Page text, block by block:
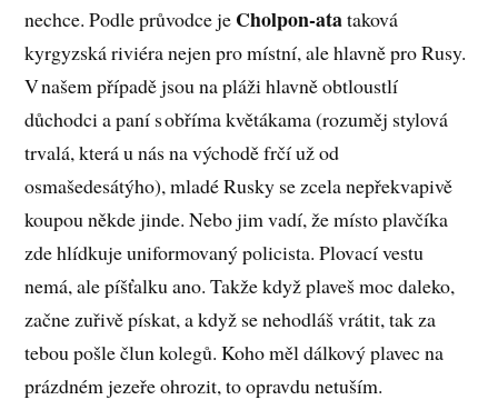
nechce. Podle průvodce je Cholpon-atataková
kyrgyzská riviéra nejen pro místní, ale hlavně pro Rusy.
V našem případě jsou na pláži hlavně obtloustlí
důchodci a paní s obříma květákama (rozuměj stylová
trvalá, která u nás na východě frčí už od
osmašedesátýho), mladé Rusky se zcela nepřekvapivě
koupou někde jinde. Nebo jim vadí, že místo plavčíka
zde hlídkuje uniformovaný policista. Plovací vestu
nemá, ale píšťalku ano. Takže když plaveš moc daleko,
začne zuřivě pískat, a když se nehodláš vrátit, tak za
tebou pošle člun kolegů. Koho měl dálkový plavec na
prázdném jezeře ohrozit, to opravdu netuším.